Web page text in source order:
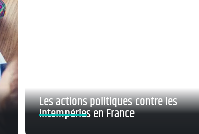
Les actions politiques contre les
intempéries en France